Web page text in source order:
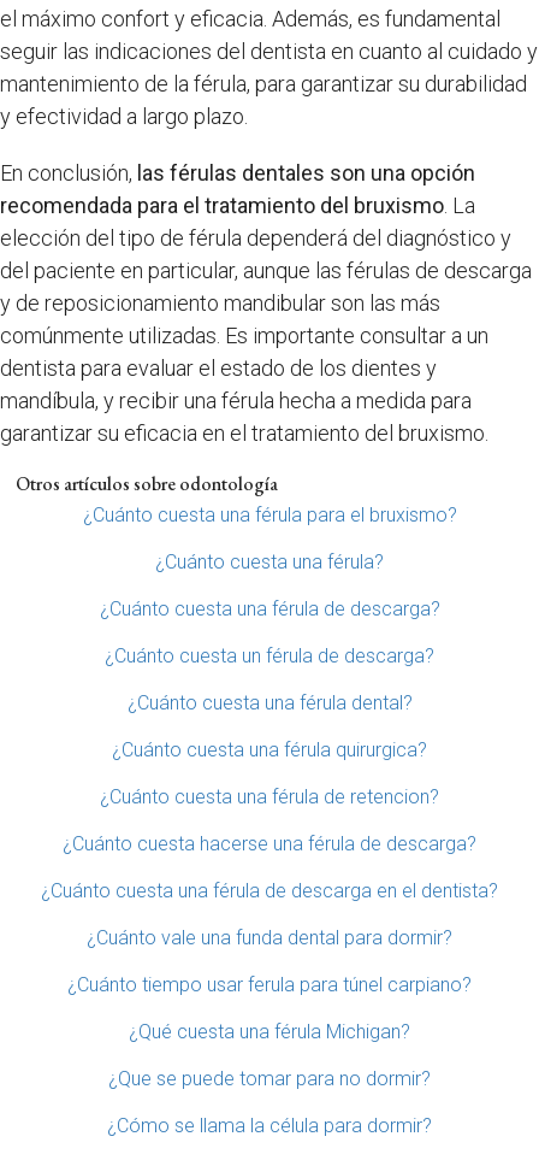
el máximo confort y eficacia. Además, es fundamental
seguir las indicaciones del dentista en cuanto al cuidado y
mantenimiento de la férula, para garantizar su durabilidad
y efectividad a largo plazo.
En conclusión, las férulas dentales son una opción
recomendada para el tratamiento del bruxismo . La
elección del tipo de férula dependerá del diagnóstico y
del paciente en particular, aunque las férulas de descarga
y de reposicionamiento mandibular son las más
comúnmente utilizadas. Es importante consultar a un
dentista para evaluar el estado de los dientes y
mandíbula, y recibir una férula hecha a medida para
garantizar su eficacia en el tratamiento del bruxismo.
Otros artículos sobre odontología
¿Cuánto cuesta una férula para el bruxismo?
¿Cuánto cuesta una férula?
¿Cuánto cuesta una férula de descarga?
¿Cuánto cuesta un férula de descarga?
¿Cuánto cuesta una férula dental?
¿Cuánto cuesta una férula quirurgica?
¿Cuánto cuesta una férula de retencion?
¿Cuánto cuesta hacerse una férula de descarga?
¿Cuánto cuesta una férula de descarga en el dentista?
¿Cuánto vale una funda dental para dormir?
¿Cuánto tiempo usar ferula para túnel carpiano?
¿Qué cuesta una férula Michigan?
¿Que se puede tomar para no dormir?
¿Cómo se llama la célula para dormir?